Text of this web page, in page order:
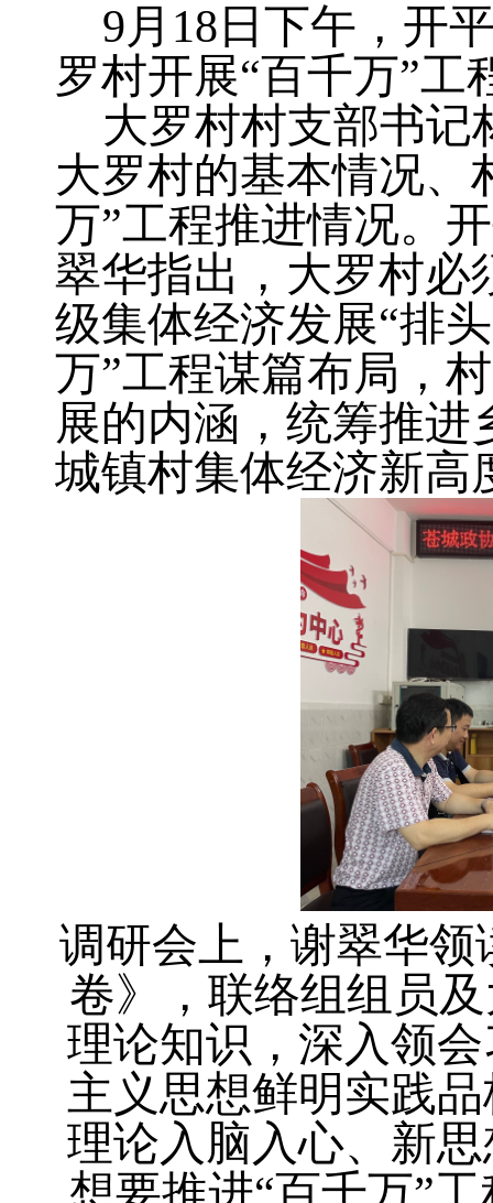
9月18日下午，开
罗村开展“百千万”工
大罗村村支部书记
大罗村的基本情况、
万”工程推进情况。
翠华指出，大罗村必
级集体经济发展“排
万”工程谋篇布局，
展的内涵，统筹推
城镇村集体经济新高
调研会上，谢翠华领
卷》，联络组组员
理论知识，深入领
主义思想鲜明实践
理论入脑入心、新